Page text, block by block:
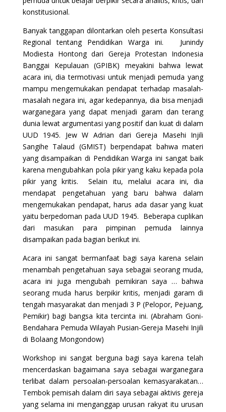
konstitusional.
Banyak tanggapan dilontarkan oleh peserta Konsultasi
Regional tentang Pendidikan Warga ini. Junindy
Modiesta Hontong dari Gereja Protestan Indonesia
Banggai Kepulauan (GPIBK) meyakini bahwa lewat
acara ini, dia termotivasi untuk menjadi pemuda yang
mampu mengemukakan pendapat terhadap masalah-
masalah negara ini, agar kedepannya, dia bisa menjadi
warganegara yang dapat menjadi garam dan terang
dunia lewat argumentasi yang positif dan kuat di dalam
UUD 1945. Jew W Adrian dari Gereja Masehi Injili
Sangihe Talaud (GMIST) berpendapat bahwa materi
yang disampaikan di Pendidikan Warga ini sangat baik
karena mengubahkan pola pikir yang kaku kepada pola
pikir yang kritis. Selain itu, melalui acara ini, dia
mendapat pengetahuan yang baru bahwa dalam
mengemukakan pendapat, harus ada dasar yang kuat
yaitu berpedoman pada UUD 1945. Beberapa cuplikan
dari masukan para pimpinan pemuda lainnya
disampaikan pada bagian berikut ini.
Acara ini sangat bermanfaat bagi saya karena selain
menambah pengetahuan saya sebagai seorang muda,
acara ini juga mengubah pemikiran saya … bahwa
seorang muda harus berpikir kritis, menjadi garam di
tengah masyarakat dan menjadi 3 P (Pelopor, Pejuang,
Pemikir) bagi bangsa kita tercinta ini. (Abraham Goni-
Bendahara Pemuda Wilayah Pusian-Gereja Masehi Injili
di Bolaang Mongondow)
Workshop ini sangat berguna bagi saya karena telah
mencerdaskan bagaimana saya sebagai warganegara
terlibat dalam persoalan-persoalan kemasyarakatan…
Tembok pemisah dalam diri saya sebagai aktivis gereja
yang selama ini menganggap urusan rakyat itu urusan